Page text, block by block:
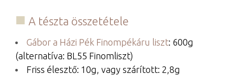
A tészta összetétele
Gábor a Házi Pék Finompékáru liszt: 600g
(alternatíva: BL55 Finomliszt)
Friss élesztő: 10g, vagy szárított: 2,8g